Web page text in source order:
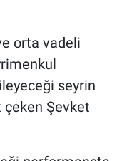
orta vadeli
seyrin
çeken Şevket